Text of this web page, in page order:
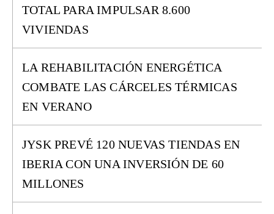
TOTAL PARA IMPULSAR 8.600
VIVIENDAS
LA REHABILITACIÓN ENERGÉTICA
COMBATE LAS CÁRCELES TÉRMICAS
EN VERANO
JYSK PREVÉ 120 NUEVAS TIENDAS EN
IBERIA CON UNA INVERSIÓN DE 60
MILLONES